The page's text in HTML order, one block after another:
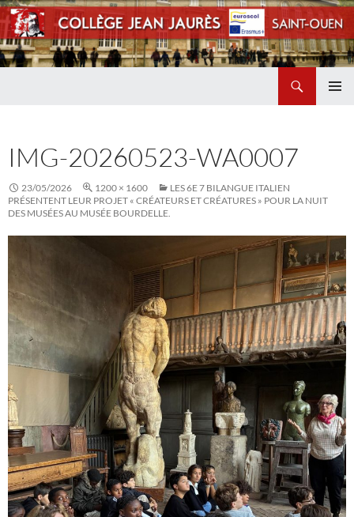
IMG-20260523-WA0007
23/05/2026 1200 × 1600
LES 6E 7 BILANGUE ITALIEN
PRÉSENTENT LEUR PROJET « CRÉATEURS ET CRÉATURES » POUR LA NUIT
DES MUSÉES AU MUSÉE BOURDELLE.